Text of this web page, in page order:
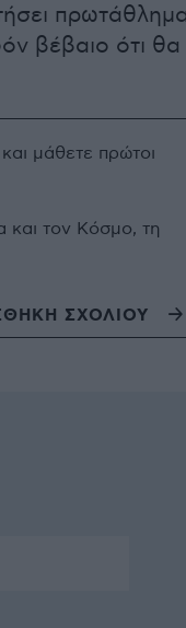
βέβαιο ότι θα
και μάθετε πρώτοι
και τον Κόσμο, τη
ΣΧΟΛΙΟΥ